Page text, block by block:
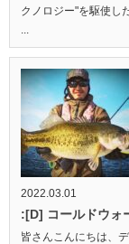
クノロジー"を駆使し
2022.03.01
:[D] コールドウォ
皆さんこんにちは、